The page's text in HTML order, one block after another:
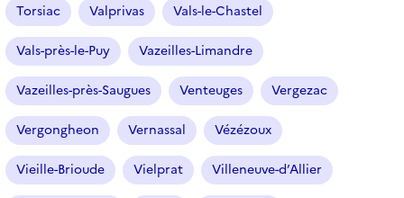
Torsiac Valprivas Vals-le-Chastel
Vals-près-le-Puy Vazeilles-Limandre
Vazeilles-près-Saugues Venteuges Vergezac
Vergongheon Vernassal Vézézoux
Vieille-Brioude Vielprat Villeneuve-d’Allier